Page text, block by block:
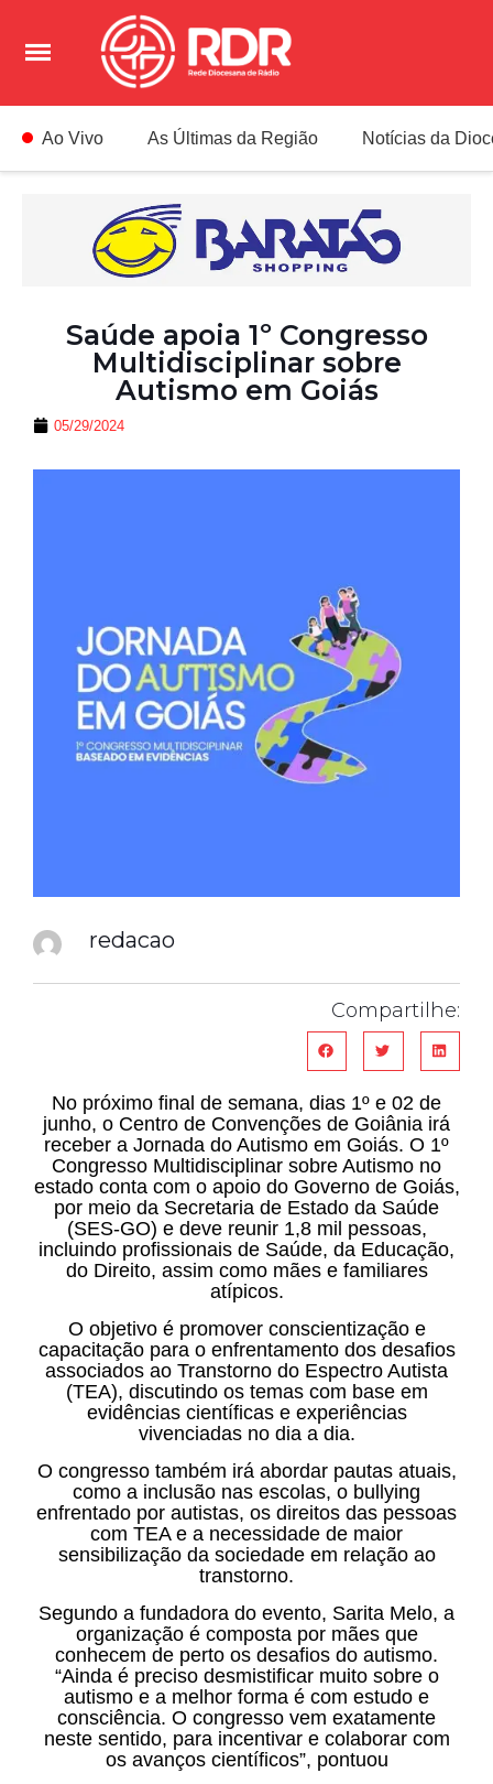
Ao Vivo As Últimas da Região Notícias da
Saúde apoia 1º Congresso
Multidisciplinar sobre
Autismo em Goiás
05/29/2024
redacao
Compartilhe:
No próximo final de semana, dias 1º e 02 de
junho, o Centro de Convenções de Goiânia irá
receber a Jornada do Autismo em Goiás. O 1º
Congresso Multidisciplinar sobre Autismo no
estado conta com o apoio do Governo de Goiás,
por meio da Secretaria de Estado da Saúde
(SES-GO) e deve reunir 1,8 mil pessoas,
incluindo profissionais de Saúde, da Educação,
do Direito, assim como mães e familiares
atípicos.
O objetivo é promover conscientização e
capacitação para o enfrentamento dos desafios
associados ao Transtorno do Espectro Autista
(TEA), discutindo os temas com base em
evidências científicas e experiências
vivenciadas no dia a dia.
O congresso também irá abordar pautas atuais,
como a inclusão nas escolas, o bullying
enfrentado por autistas, os direitos das pessoas
com TEA e a necessidade de maior
sensibilização da sociedade em relação ao
transtorno.
Segundo a fundadora do evento, Sarita Melo, a
organização é composta por mães que
conhecem de perto os desafios do autismo.
“Ainda é preciso desmistificar muito sobre o
autismo e a melhor forma é com estudo e
consciência. O congresso vem exatamente
neste sentido, para incentivar e colaborar com
os avanços científicos”, pontuou